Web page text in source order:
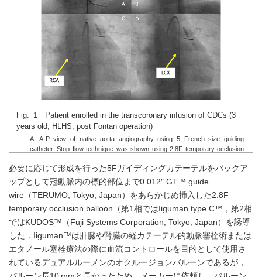
Fig. 1 Patient enrolled in the transcoronary infusion of CDCs (3
years old, HLHS, post Fontan operation)
A: A-P view of native aorta angiography using 5 French size guiding
catheter. Stop flow technique was shown using 2.8F temporary occlusion
syndrome, RCA: right coronary artery, LCX: Left circumflex artery, LAD:
Left anterior descending artery, CDC: cardio-sphere derived cell.
必要に応じて形成を行った5Fガイディングカテーテルをバックア
ップとして冠動脈内の標的部位まで0.012″ GT™ guide
wire（TERUMO, Tokyo, Japan）をあらかじめ挿入した2.8F
temporary occlusion balloon（第1相ではIiguman type C™，第2相
ではKUDOS™（Fuji Systems Corporation, Tokyo, Japan）を誘導
した．Iiguman™は肝臓や腎臓の経カテーテル的動脈塞栓術または
エタノール塞栓療法の際に血流コントロールを目的として使用さ
れているデュアルルーメンのオクルージョンバルーンであるが，